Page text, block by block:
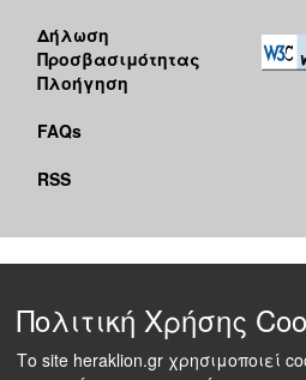
Δήλωση
Προσβασιμότητας
Πλοήγηση
FAQs
RSS
Πολιτική Χρήσης
Το site heraklion.gr χρησιμοποιεί